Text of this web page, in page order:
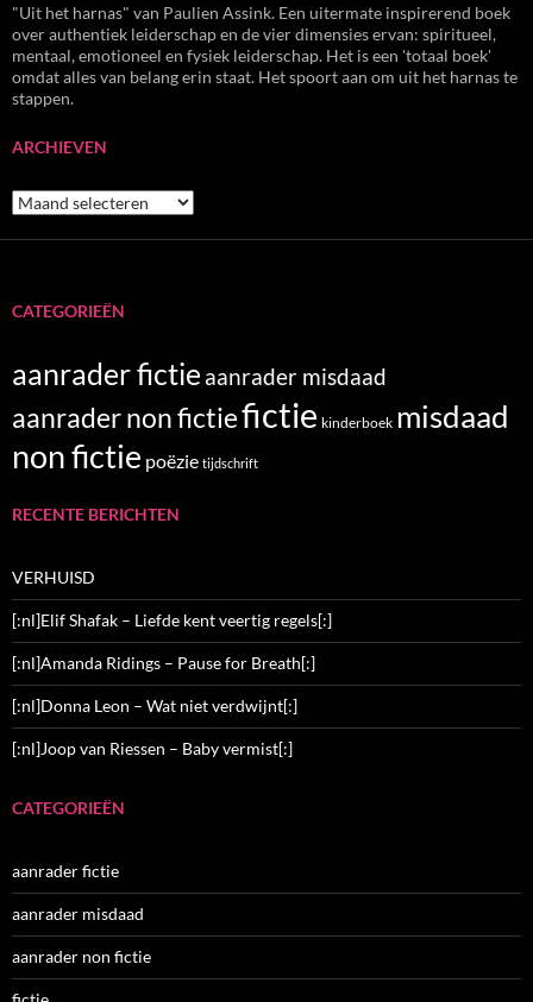
"Uit het harnas" van Paulien Assink. Een uitermate inspirerend boek
over authentiek leiderschap en de vier dimensies ervan: spiritueel,
mentaal, emotioneel en fysiek leiderschap. Het is een 'totaal boek'
omdat alles van belang erin staat. Het spoort aan om uit het harnas te
stappen.
ARCHIEVEN
Archieven
CATEGORIEËN
aanrader fictie aanrader misdaad
aanrader non fictiefictie kinderboek misdaad
non fictie poëzie tijdschrift
RECENTE BERICHTEN
VERHUISD
[:nl]Elif Shafak – Liefde kent veertig regels[:]
[:nl]Amanda Ridings – Pause for Breath[:]
[:nl]Donna Leon – Wat niet verdwijnt[:]
[:nl]Joop van Riessen – Baby vermist[:]
CATEGORIEËN
aanrader fictie
aanrader misdaad
aanrader non fictie